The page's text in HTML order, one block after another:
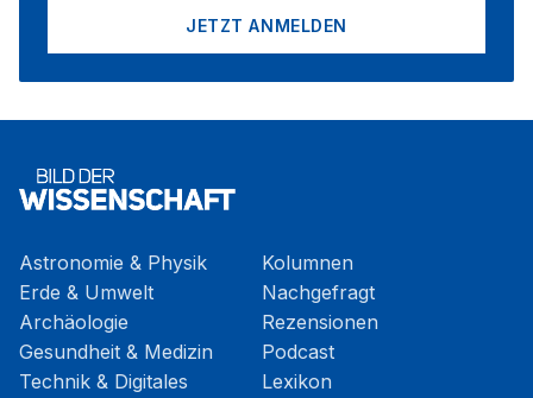
JETZT ANMELDEN
Astronomie & Physik
Erde & Umwelt
Archäologie
Gesundheit & Medizin
Technik & Digitales
Kolumnen
Nachgefragt
Rezensionen
Podcast
Lexikon